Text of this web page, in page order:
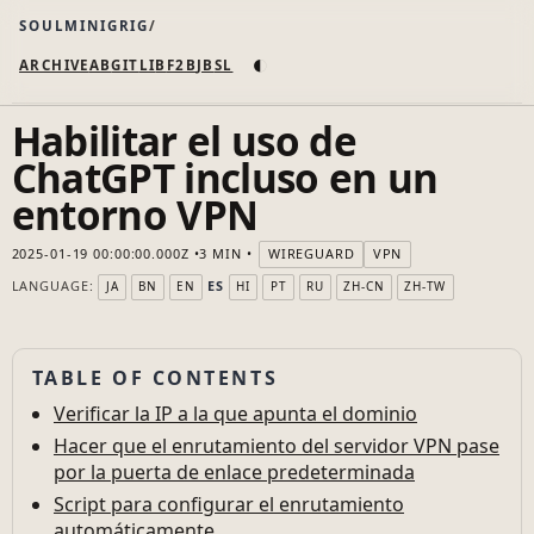
SOULMINIGRIG
ARCHIVEABGIT LIB F2B JB SL ◐
Habilitar el uso de
ChatGPT incluso en un
entorno VPN
2025-01-19 00:00:00.000Z 3 MIN WIREGUARD
VPN
LANGUAGE:
JA BN EN ES HI PT RU ZH-CN ZH-TW
TABLE OF CONTENTS
Verificar la IP a la que apunta el dominio
Hacer que el enrutamiento del servidor VPN pase
por la puerta de enlace predeterminada
Script para configurar el enrutamiento